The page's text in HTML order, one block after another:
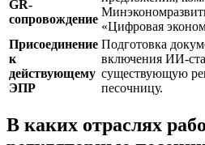
GR-
сопровождение
«Цифровая
Присоединение
к
действующему
ЭПР
Подготовка
включения ИИ-
существующую
песочницу.
В каких отраслях